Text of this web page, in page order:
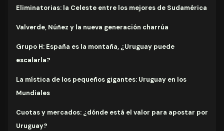
Eliminatorias: la Celeste entre los mejores de Sudamérica
Valverde, Núñez y la nueva generación charrúa
Grupo H: España es la montaña, ¿Uruguay puede
escalarla?
La mística de los pequeños gigantes: Uruguay en los
Mundiales
Cuotas y mercados: ¿dónde está el valor para apostar por
Uruguay?